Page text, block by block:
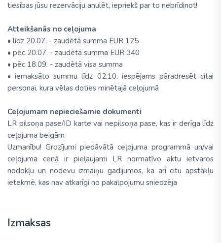
tiesības jūsu rezervāciju anulēt, iepriekš par to nebrīdinot!
Atteikšanās no ceļojuma
• līdz 20.07. - zaudētā summa EUR 125
• pēc 20.07. - zaudētā summa EUR 340
• pēc 18.09. - zaudētā visa summa
• iemaksāto summu līdz 02.10. iespējams pāradresēt citai
personai, kura vēlas doties minētajā ceļojumā
Ceļojumam nepieciešamie dokumenti
LR pilsoņa pase/ID karte vai nepilsoņa pase, kas ir derīga līdz
ceļojuma beigām
Uzmanību! Grozījumi piedāvātā ceļojuma programmā un/vai
ceļojuma cenā ir pieļaujami LR normatīvo aktu ietvaros
nodokļu un nodevu izmaiņu gadījumos, ka arī citu apstākļu
ietekmē, kas nav atkarīgi no pakalpojumu sniedzēja
Izmaksas